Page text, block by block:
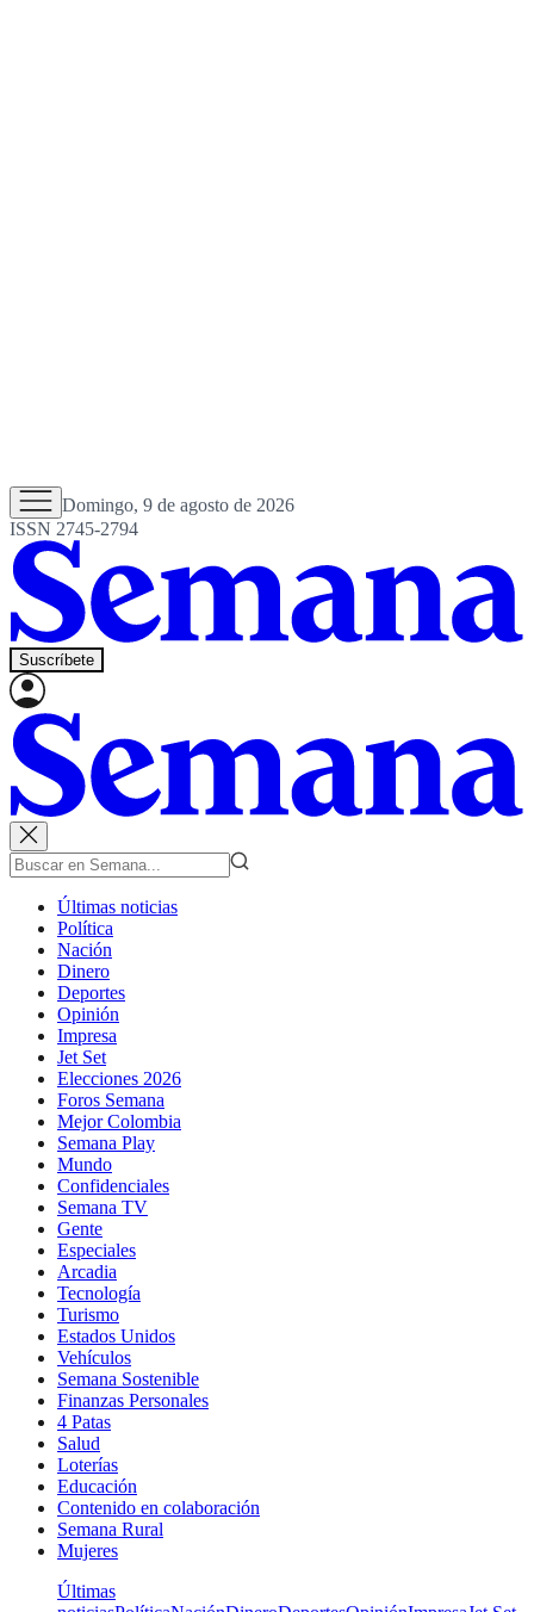
Domingo, 9 de agosto de 2026
ISSN 2745-2794
Suscríbete
Últimas noticias
Política
Nación
Dinero
Deportes
Opinión
Impresa
Jet Set
Elecciones 2026
Foros Semana
Mejor Colombia
Semana Play
Mundo
Confidenciales
Semana TV
Gente
Especiales
Arcadia
Tecnología
Turismo
Estados Unidos
Vehículos
Semana Sostenible
Finanzas Personales
4 Patas
Salud
Loterías
Educación
Contenido en colaboración
Semana Rural
Mujeres
Últimas